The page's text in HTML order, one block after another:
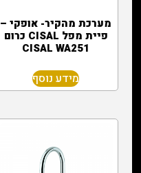
מערכת מהקיר- אופקי –
פיית מפל CISAL כרום
CISAL WA251
מידע נוסף